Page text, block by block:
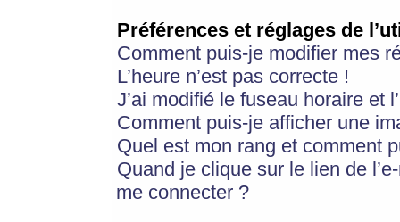
Préférences et réglages de
Comment puis-je modifier mes
L’heure n’est pas correcte !
J’ai modifié le fuseau horaire et
Comment puis-je afficher une
Quel est mon rang et comment
Quand je clique sur le lien de
me connecter ?